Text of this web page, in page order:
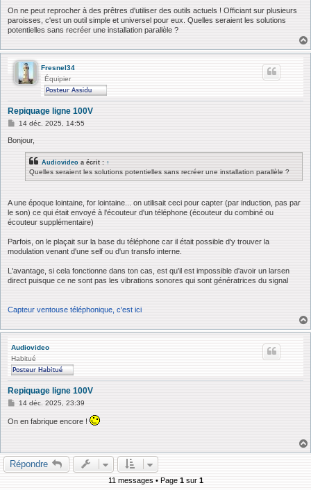
On ne peut reprocher à des prêtres d'utiliser des outils actuels ! Officiant sur plusieurs
paroisses, c'est un outil simple et universel pour eux. Quelles seraient les solutions
potentielles sans recréer une installation parallèle ?
Fresnel34
Équipier
Repiquage ligne 100V
M
s
14 déc. 2025, 14:55
Bonjour,
Audiovideo a écrit : ↑
Quelles seraient les solutions potentielles sans recréer une installation parallèle ?
A une époque lointaine, for lointaine... on utilisait ceci pour capter (par induction, pas par
le son) ce qui était envoyé à l'écouteur d'un téléphone (écouteur du combiné ou
écouteur supplémentaire)
Parfois, on le plaçait sur la base du téléphone car il était possible d'y trouver la
modulation venant d'une self ou d'un transfo interne.
L'avantage, si cela fonctionne dans ton cas, est qu'il est impossible d'avoir un larsen
direct puisque ce ne sont pas les vibrations sonores qui sont génératrices du signal
Capteur ventouse téléphonique, c'est ici
Audiovideo
Habitué
Repiquage ligne 100V
M
s
e
14 déc. 2025, 23:39
On en fabrique encore !
Répondre
11 messages • Page 1sur 1